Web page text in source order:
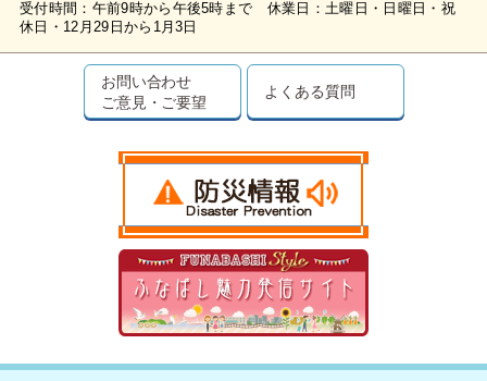
受付時間：午前9時から午後5時まで 休業日：土曜日・日曜日・祝
休日・12月29日から1月3日
お問い合わせ
ご意見・ご要望
よくある質問